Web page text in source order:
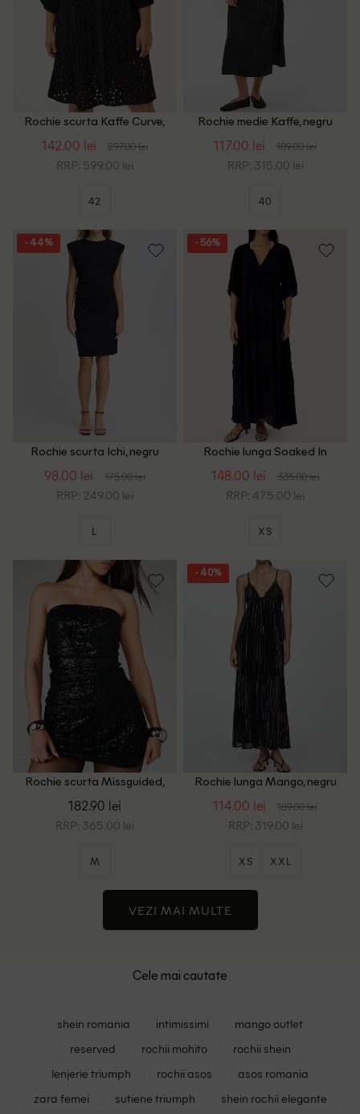
Rochie scurta Kaffe Curve,
142.00 lei 297.00 lei
RRP: 599.00 lei
42
Rochie medie Kaffe, negru
117.00 lei 189.00 lei
RRP: 315.00 lei
40
- 44%
Rochie scurta Ichi, negru
98.00 lei 175.00 lei
RRP: 249.00 lei
L
- 56%
Rochie lunga Soaked In
148.00 lei 335.00 lei
RRP: 475.00 lei
XS
Rochie scurta Missguided,
182.90 lei
RRP: 365.00 lei
M
- 40%
Rochie lunga Mango, negru
114.00 lei 189.00 lei
RRP: 319.00 lei
XS XXL
VEZI MAI MULTE
Cele mai cautate
shein romania intimissimi
mango outlet
reserved
rochii mohito
rochii shein
lenjerie triumph
rochii asos
asos romania
zara femei
sutiene triumph
shein rochii elegante